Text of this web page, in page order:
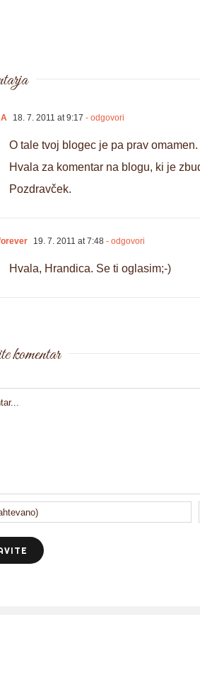
18. 7. 2011 at 9:17 - odgovori
O tale tvoj blogec je pa prav
Hvala za komentar na blogu, ki je
Pozdravček.
19. 7. 2011 at 7:48 - odgovori
Hvala, Hrandica. Se ti oglasim;-)
komentar